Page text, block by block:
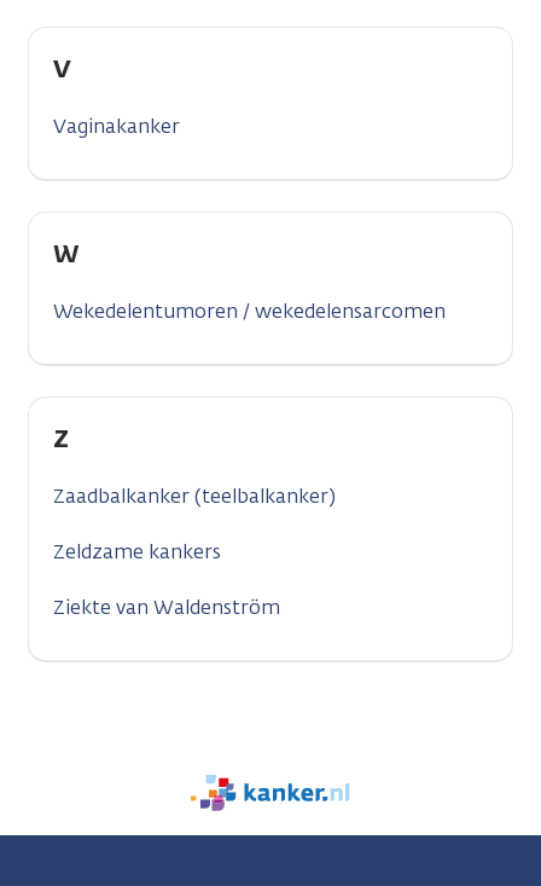
V
Vaginakanker
W
Wekedelentumoren / wekedelensarcomen
Z
Zaadbalkanker (teelbalkanker)
Zeldzame kankers
Ziekte van Waldenström
We
zijn